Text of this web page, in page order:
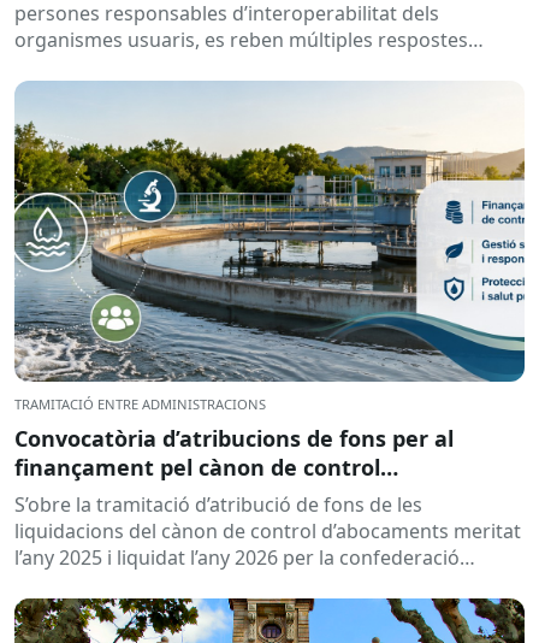
persones responsables d’interoperabilitat dels
organismes usuaris, es reben múltiples respostes
TRAMITACIÓ ENTRE ADMINISTRACIONS
Convocatòria d’atribucions de fons per al
finançament pel cànon de control
d’abocaments meritat l’any 2025 i liquidat l’any
2026
S’obre la tramitació d’atribució de fons de les
liquidacions del cànon de control d’abocaments meritat
l’any 2025 i liquidat l’any 2026 per la confederació